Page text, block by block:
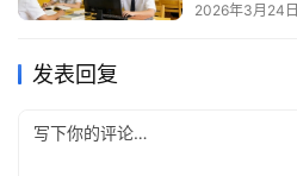
2026年3月24日
发表回复